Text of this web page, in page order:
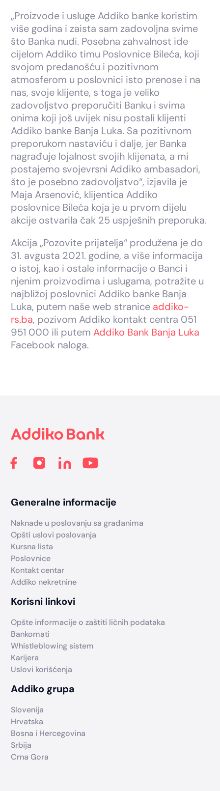
„Proizvode i usluge Addiko banke koristim
više godina i zaista sam zadovoljna svime
što Banka nudi. Posebna zahvalnost ide
cijelom Addiko timu Poslovnice Bileća, koji
svojom predanošću i pozitivnom
atmosferom u poslovnici isto prenose i na
nas, svoje klijente, s toga je veliko
zadovoljstvo preporučiti Banku i svima
onima koji još uvijek nisu postali klijenti
Addiko banke Banja Luka. Sa pozitivnom
preporukom nastaviću i dalje, jer Banka
nagrađuje lojalnost svojih klijenata, a mi
postajemo svojevrsni Addiko ambasadori,
što je posebno zadovoljstvo“, izjavila je
Maja Arsenović, klijentica Addiko
poslovnice Bileća koja je u prvom dijelu
akcije ostvarila čak 25 uspješnih preporuka.
Akcija „Pozovite prijatelja“ produžena je do
31. avgusta 2021. godine, a više informacija
o istoj, kao i ostale informacije o Banci i
njenim proizvodima i uslugama, potražite u
najbližoj poslovnici Addiko banke Banja
Luka, putem naše web stranice addiko-
rs.ba, pozivom Addiko kontakt centra 051
951 000 ili putemAddiko Bank Banja Luka
Facebook naloga.
Generalne informacije
Naknade u poslovanju sa građanima
Opšti uslovi poslovanja
Kursna lista
Poslovnice
Kontakt centar
Addiko nekretnine
Korisni linkovi
Opšte informacije o zaštiti ličnih podataka
Bankomati
Whistleblowing sistem
Karijera
Uslovi korišćenja
Addiko grupa
Slovenija
Hrvatska
Bosna i Hercegovina
Srbija
Crna Gora